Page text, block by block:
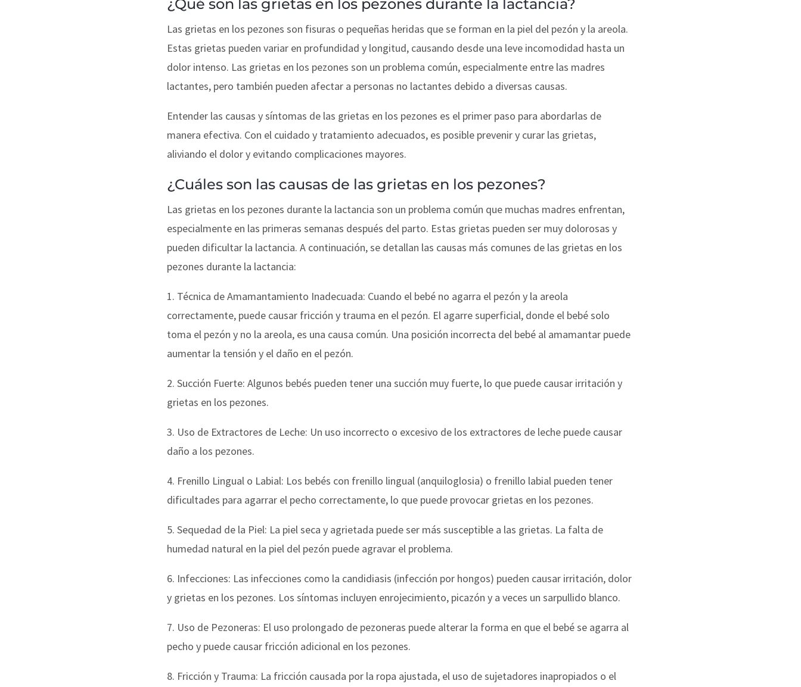
¿Qué son las grietas en los pezones durante la lactancia?
Las grietas en los pezones son fisuras o pequeñas heridas que se forman en la piel del pezón y la areola.
Estas grietas pueden variar en profundidad y longitud, causando desde una leve incomodidad hasta un
dolor intenso. Las grietas en los pezones son un problema común, especialmente entre las madres
lactantes, pero también pueden afectar a personas no lactantes debido a diversas causas.
Entender las causas y síntomas de las grietas en los pezones es el primer paso para abordarlas de
manera efectiva. Con el cuidado y tratamiento adecuados, es posible prevenir y curar las grietas,
aliviando el dolor y evitando complicaciones mayores.
¿Cuáles son las causas de las grietas en los pezones?
Las grietas en los pezones durante la lactancia son un problema común que muchas madres enfrentan,
especialmente en las primeras semanas después del parto. Estas grietas pueden ser muy dolorosas y
pueden dificultar la lactancia. A continuación, se detallan las causas más comunes de las grietas en los
pezones durante la lactancia:
1. Técnica de Amamantamiento Inadecuada: Cuando el bebé no agarra el pezón y la areola
correctamente, puede causar fricción y trauma en el pezón. El agarre superficial, donde el bebé solo
toma el pezón y no la areola, es una causa común. Una posición incorrecta del bebé al amamantar puede
aumentar la tensión y el daño en el pezón.
2. Succión Fuerte: Algunos bebés pueden tener una succión muy fuerte, lo que puede causar irritación y
grietas en los pezones.
3. Uso de Extractores de Leche: Un uso incorrecto o excesivo de los extractores de leche puede causar
daño a los pezones.
4. Frenillo Lingual o Labial: Los bebés con frenillo lingual (anquiloglosia) o frenillo labial pueden tener
dificultades para agarrar el pecho correctamente, lo que puede provocar grietas en los pezones.
5. Sequedad de la Piel: La piel seca y agrietada puede ser más susceptible a las grietas. La falta de
humedad natural en la piel del pezón puede agravar el problema.
6. Infecciones: Las infecciones como la candidiasis (infección por hongos) pueden causar irritación, dolor
y grietas en los pezones. Los síntomas incluyen enrojecimiento, picazón y a veces un sarpullido blanco.
7. Uso de Pezoneras: El uso prolongado de pezoneras puede alterar la forma en que el bebé se agarra al
pecho y puede causar fricción adicional en los pezones.
8. Fricción y Trauma: La fricción causada por la ropa ajustada, el uso de sujetadores inapropiados o el